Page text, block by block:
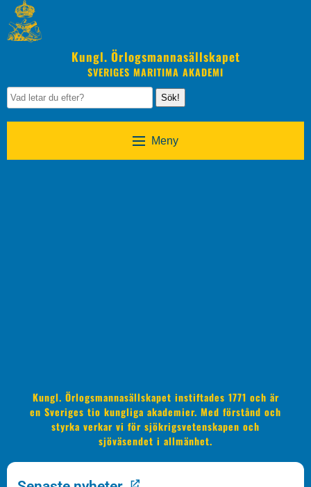
Kungl. Örlogsmannasällskapet
SVERIGES MARITIMA AKADEMI
Sök!
Meny
Kungl. Örlogsmannasällskapet instiftades 1771 och är
en Sveriges tio kungliga akademier. Med förstånd och
styrka verkar vi för sjökrigsvetenskapen och
sjöväsendet i allmänhet.